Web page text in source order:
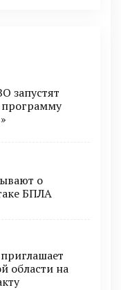
запустят
о
БПЛА
области на